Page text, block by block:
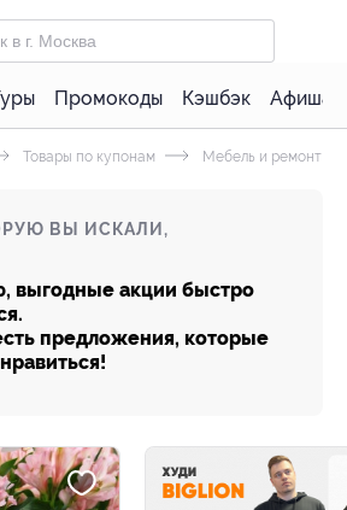
Промокоды Кэшбэк Афиша
Товары по купонам Мебель и ремонт
ВЫ ИСКАЛИ,
выгодные акции быстро
предложения, которые